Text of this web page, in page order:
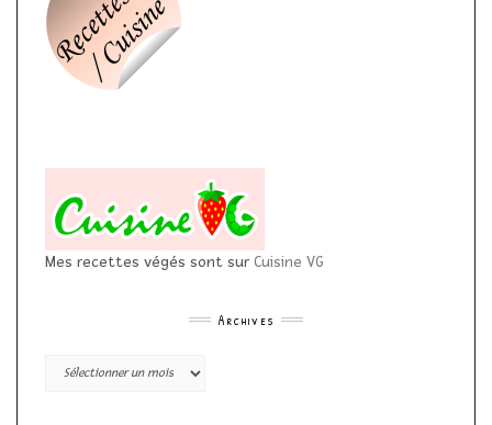
Mes recettes végés sont sur Cuisine VG
Archives
Archives